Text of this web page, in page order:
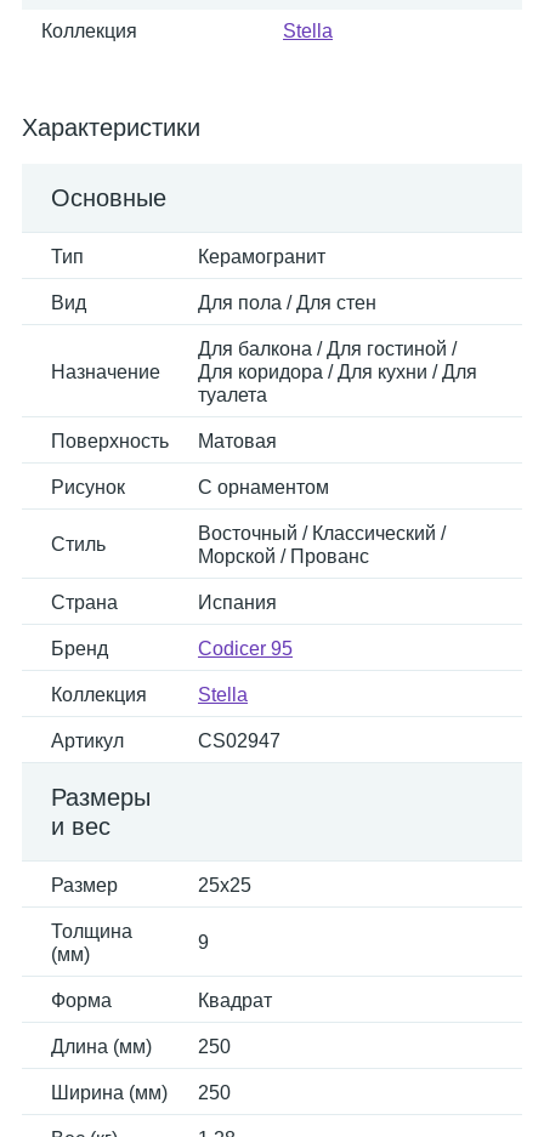
Коллекция Stella
Характеристики
Основные
Тип Керамогранит
Вид Для пола / Для стен
Назначение
Для балкона / Для гостиной /
Для коридора / Для кухни / Для
туалета
Поверхность Матовая
Рисунок С орнаментом
Стиль
Восточный / Классический /
Морской / Прованс
Страна Испания
Бренд Codicer 95
Коллекция Stella
Артикул CS02947
Размеры
и вес
Размер 25x25
Толщина
(мм)
9
Форма Квадрат
Длина (мм) 250
Ширина (мм) 250